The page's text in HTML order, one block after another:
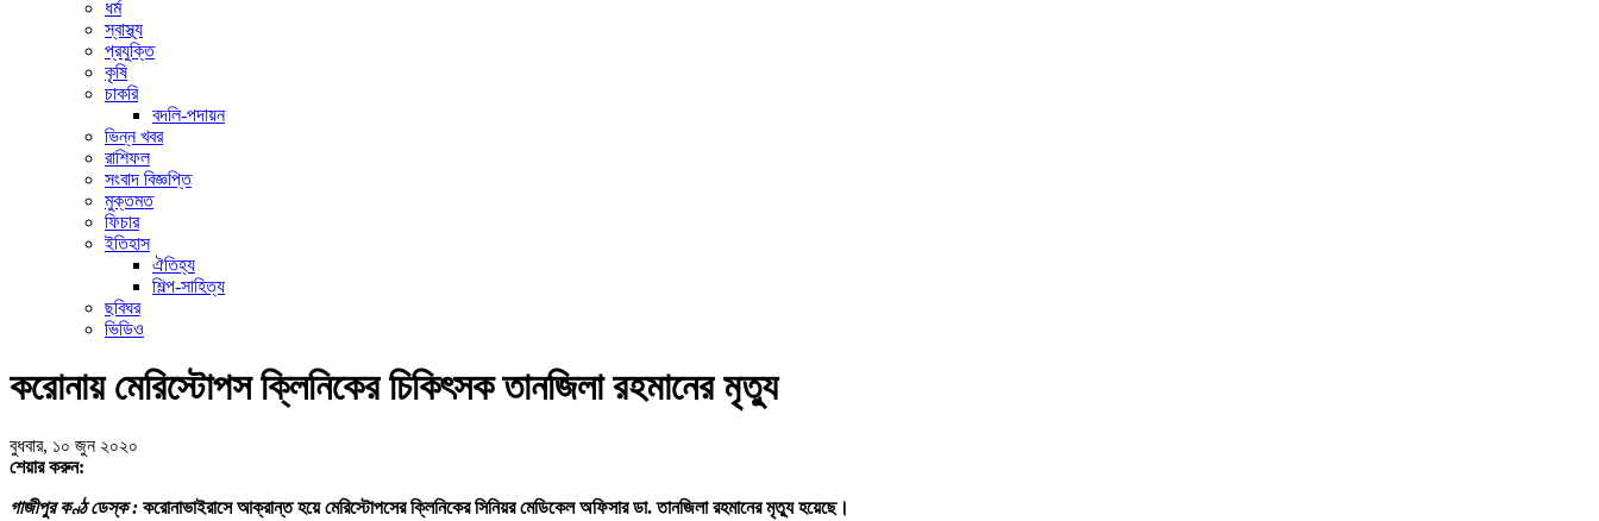
ধর্ম
স্বাস্থ্য
প্রযুক্তি
কৃষি
চাকরি
বদলি-পদায়ন
ভিন্ন খবর
রাশিফল
সংবাদ বিজ্ঞপ্তি
মুক্তমত
ফিচার
ইতিহাস
ঐতিহ্য
শিল্প-সাহিত্য
ছবিঘর
ভিডিও
করোনায় মেরিস্টোপস ক্লিনিকের চিকিৎসক তানজিলা রহমানের মৃত্যু
বুধবার, ১০ জুন ২০২০
শেয়ার করুন:
গাজীপুর কণ্ঠ ডেস্ক : করোনাভাইরাসে আক্রান্ত হয়ে মেরিস্টোপসের ক্লিনিকের সিনিয়র মেডিকেল অফিসার ডা. তানজিলা রহমানের মৃত্যু হয়েছে।